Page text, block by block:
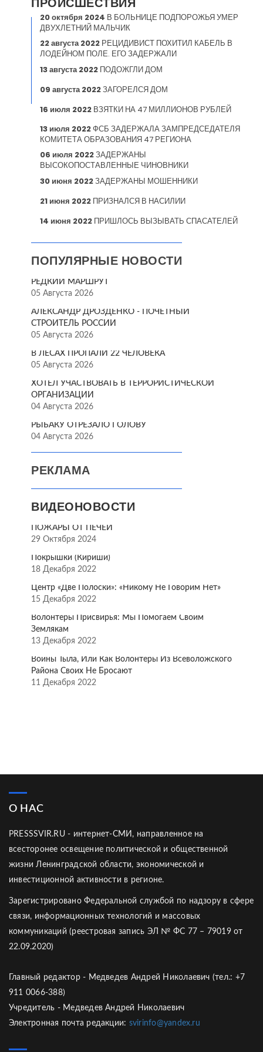
20 октября 2024 В БОЛЬНИЦЕ ПОДПОРОЖЬЯ УМЕР
ДВУХЛЕТНИЙ МАЛЬЧИК
22 августа 2022 РЕЦИДИВИСТ ПОХИТИЛ КАБЕЛЬ В
ЛОДЕЙНОМ ПОЛЕ. ЕГО ЗАДЕРЖАЛИ
13 августа 2022 ПОДОЖГЛИ ДОМ
09 августа 2022ЗАГОРЕЛСЯ ДОМ
16 июля 2022 ВЗЯТКИ НА 47 МИЛЛИОНОВ РУБЛЕЙ
13 июля 2022ФСБ ЗАДЕРЖАЛА ЗАМПРЕДСЕДАТЕЛЯ
КОМИТЕТА ОБРАЗОВАНИЯ 47 РЕГИОНА
06 июля 2022ЗАДЕРЖАНЫ
ВЫСОКОПОСТАВЛЕННЫЕ ЧИНОВНИКИ
30 июня 2022ЗАДЕРЖАНЫ МОШЕННИКИ
21 июня 2022 ПРИЗНАЛСЯ В НАСИЛИИ
14 июня 2022 ПРИШЛОСЬ ВЫЗЫВАТЬ СПАСАТЕЛЕЙ
ПОПУЛЯРНЫЕ НОВОСТИ
РЕДКИЙ МАРШРУТ
05 Августа 2026
АЛЕКСАНДР ДРОЗДЕНКО - ПОЧЁТНЫЙ
СТРОИТЕЛЬ РОССИИ
05 Августа 2026
В ЛЕСАХ ПРОПАЛИ 22 ЧЕЛОВЕКА
05 Августа 2026
ХОТЕЛ УЧАСТВОВАТЬ В ТЕРРОРИСТИЧЕСКОЙ
ОРГАНИЗАЦИИ
04 Августа 2026
РЫБАКУ ОТРЕЗАЛО ГОЛОВУ
04 Августа 2026
РЕКЛАМА
ВИДЕОНОВОСТИ
ПОЖАРЫ ОТ ПЕЧЕЙ
29 Октября 2024
Покрышки (Кириши)
18 Декабря 2022
Центр «Две Полоски»: «Никому Не Говорим Нет»
15 Декабря 2022
Волонтёры Присвирья: Мы Помогаем Своим
Землякам
13 Декабря 2022
Воины Тыла, Или Как Волонтёры Из Всеволожского
Района Своих Не Бросают
11 Декабря 2022
О НАС
PRESSSVIR.RU - интернет-СМИ, направленное на
всесторонее освещение политической и общественной
жизни Ленинградской области, экономической и
инвестиционной активности в регионе.
Зарегистрировано Федеральной службой по надзору в сфере
связи, информационных технологий и массовых
коммуникаций (реестровая запись ЭЛ № ФС 77 – 79019 от
22.09.2020)
Главный редактор - Медведев Андрей Николаевич (тел.: +7
911 0066-388)
Учредитель - Медведев Андрей Николаевич
Электронная почта редакции: svirinfo@yandex.ru